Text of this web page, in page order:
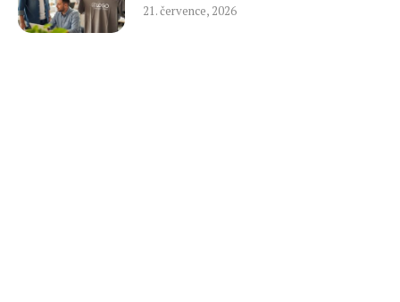
21. července, 2026